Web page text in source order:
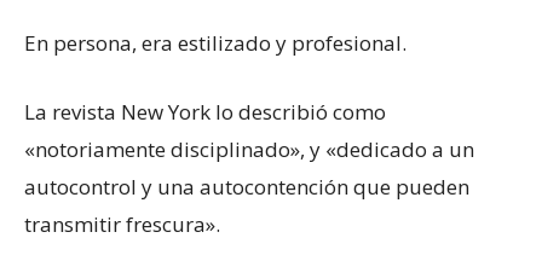
En persona, era estilizado y profesional.
La revista New York lo describió como
«notoriamente disciplinado», y «dedicado a un
autocontrol y una autocontención que pueden
transmitir frescura».